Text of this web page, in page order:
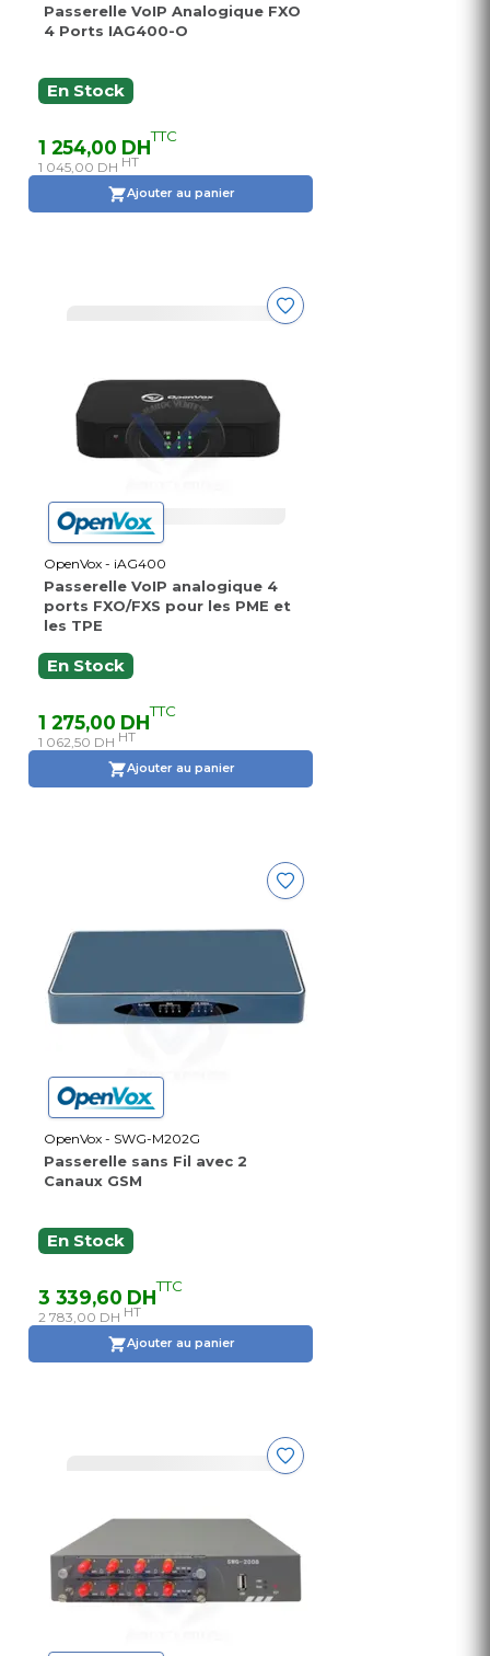
Passerelle VoIP Analogique FXO
4 Ports IAG400-O
En Stock
1 254,00 DHTTC
1 045,00 DH HT
Ajouter au panier
OpenVox - iAG400
Passerelle VoIP analogique 4
ports FXO/FXS pour les PME et
les TPE
En Stock
1 275,00 DHTTC
1 062,50 DH HT
Ajouter au panier
OpenVox - SWG-M202G
Passerelle sans Fil avec 2
Canaux GSM
En Stock
3 339,60 DHTTC
2 783,00 DH HT
Ajouter au panier